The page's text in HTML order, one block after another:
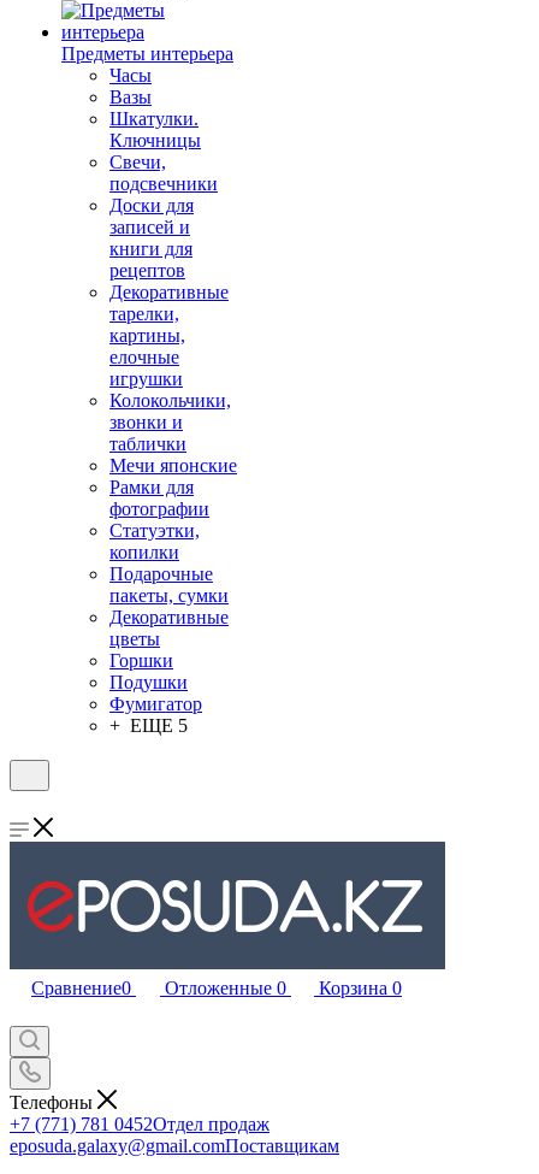
Предметы интерьера
Часы
Вазы
Шкатулки.
Ключницы
Свечи,
подсвечники
Доски для
записей и
книги для
рецептов
Декоративные
тарелки,
картины,
елочные
игрушки
Колокольчики,
звонки и
таблички
Мечи японские
Рамки для
фотографии
Статуэтки,
копилки
Подарочные
пакеты, сумки
Декоративные
цветы
Горшки
Подушки
Фумигатор
+ ЕЩЕ 5
Сравнение0 Отложенные 0 Корзина 0
Телефоны
+7 (771) 781 0452Отдел продаж
eposuda.galaxy@gmail.comПоставщикам